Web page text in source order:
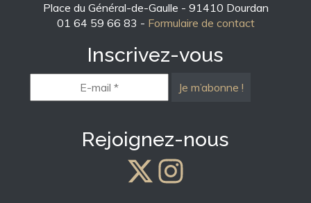
Place du Général-de-Gaulle - 91410 Dourdan
01 64 59 66 83 - Formulaire de contact
Inscrivez-vous
mail
*
Rejoignez-nous